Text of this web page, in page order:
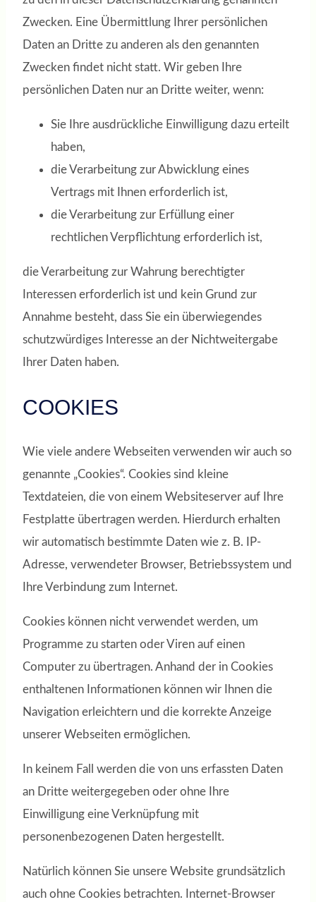
Zwecken. Eine Übermittlung Ihrer persönlichen
Daten an Dritte zu anderen als den genannten
Zwecken findet nicht statt. Wir geben Ihre
persönlichen Daten nur an Dritte weiter, wenn:
Sie Ihre ausdrückliche Einwilligung dazu erteilt
haben,
die Verarbeitung zur Abwicklung eines
Vertrags mit Ihnen erforderlich ist,
die Verarbeitung zur Erfüllung einer
rechtlichen Verpflichtung erforderlich ist,
die Verarbeitung zur Wahrung berechtigter
Interessen erforderlich ist und kein Grund zur
Annahme besteht, dass Sie ein überwiegendes
schutzwürdiges Interesse an der Nichtweitergabe
Ihrer Daten haben.
COOKIES
Wie viele andere Webseiten verwenden wir auch so
genannte „Cookies“. Cookies sind kleine
Textdateien, die von einem Websiteserver auf Ihre
Festplatte übertragen werden. Hierdurch erhalten
wir automatisch bestimmte Daten wie z. B. IP-
Adresse, verwendeter Browser, Betriebssystem und
Ihre Verbindung zum Internet.
Cookies können nicht verwendet werden, um
Programme zu starten oder Viren auf einen
Computer zu übertragen. Anhand der in Cookies
enthaltenen Informationen können wir Ihnen die
Navigation erleichtern und die korrekte Anzeige
unserer Webseiten ermöglichen.
In keinem Fall werden die von uns erfassten Daten
an Dritte weitergegeben oder ohne Ihre
Einwilligung eine Verknüpfung mit
personenbezogenen Daten hergestellt.
Natürlich können Sie unsere Website grundsätzlich
auch ohne Cookies betrachten. Internet-Browser